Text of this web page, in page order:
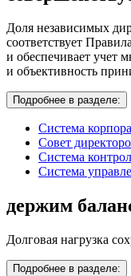
Доля независимых
соответствует
и обеспечивает учет
и объективность
Подробнее в разделе:
Система
Совет
Система
Система
держим
Долговая нагрузка
Подробнее в разделе: